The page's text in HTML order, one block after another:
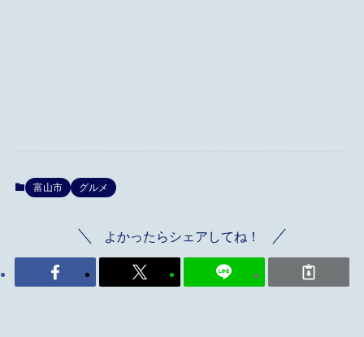
富山市 グルメ
よかったらシェアしてね！